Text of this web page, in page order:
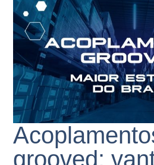
grooved: